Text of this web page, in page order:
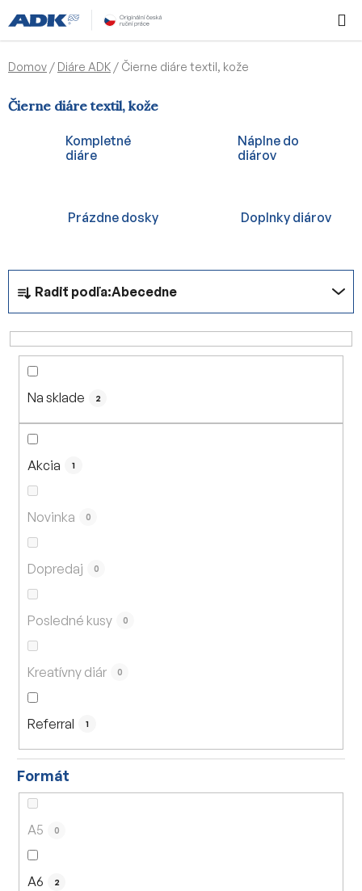
na
obsah
KOŠÍK
Domov / Diáre ADK / Čierne diáre textil, kože
Čierne diáre textil, kože
Kompletné
diáre
Náplne do
diárov
Prázdne dosky Doplnky diárov
R
d
e
n
Radiť podľa:Abecedne
Na sklade 2
Akcia 1
Novinka 0
Dopredaj 0
Posledné kusy 0
Kreatívny diár 0
Referral 1
Formát
A5 0
A6 2